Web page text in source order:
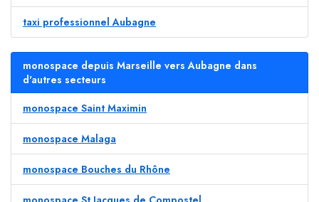
taxi professionnel Aubagne
monospace depuis Marseille vers Aubagne dans
d'autres secteurs
monospace Saint Maximin
monospace Malaga
monospace Bouches du Rhône